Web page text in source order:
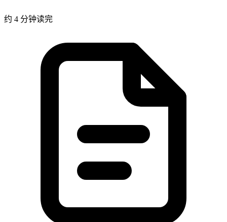
约 4 分钟读完